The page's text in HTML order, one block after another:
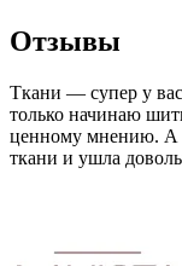
Отзывы
Ткани — супер у
только начинаю
ценному мнению. А
ткани и ушла